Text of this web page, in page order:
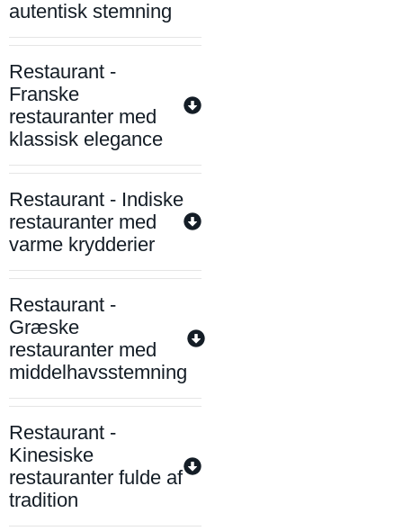
autentisk stemning
Restaurant -
Franske
restauranter med
klassisk elegance
Restaurant - Indiske
restauranter med
varme krydderier
Restaurant -
Græske
restauranter med
middelhavsstemning
Restaurant -
Kinesiske
restauranter fulde af
tradition